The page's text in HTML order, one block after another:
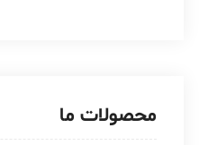
محصولات ما